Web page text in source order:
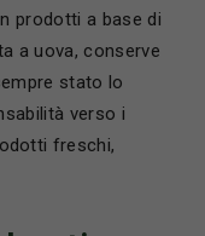
prodotti a base di
a uova, conserve
stato lo
verso i
freschi,